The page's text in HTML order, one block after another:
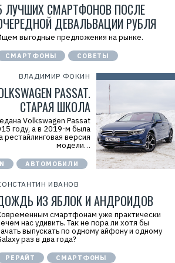
ЛУЧШИХ СМАРТФОНОВ ПОСЛЕ
ДЕВАЛЬВАЦИИ РУБЛЯ
выгодные предложения на рынке.
СМАРТФОНЫ СОВЕТЫ
ВЛАДИМИР ФОКИН
PASSAT.
СТАРАЯ ШКОЛА
Volkswagen Passat
году, а в 2019-м была
рестайлинговая версия
модели…
АВТОМОБИЛИ
ИВАНОВ
ИЗ ЯБЛОК И АНДРОИДОВ
смартфонам уже практически
нас удивить. Так не пора ли хотя бы
выпускать по одному айфону и одному
раз в два года?
РЕРАЙТ СМАРТФОНЫ